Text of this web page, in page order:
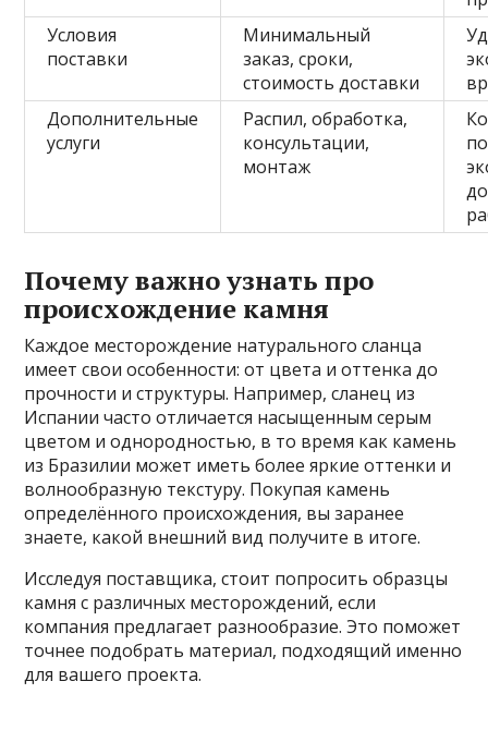
Условия
поставки
Минимальный
заказ, сроки,
стоимость доставки
Дополнительные
услуги
Распил, обработка,
консультации,
монтаж
Почему важно узнать про
происхождение камня
Каждое месторождение натурального сланца
имеет свои особенности: от цвета и оттенка до
прочности и структуры. Например, сланец из
Испании часто отличается насыщенным серым
цветом и однородностью, в то время как камень
из Бразилии может иметь более яркие оттенки и
волнообразную текстуру. Покупая камень
определённого происхождения, вы заранее
знаете, какой внешний вид получите в итоге.
Исследуя поставщика, стоит попросить образцы
камня с различных месторождений, если
компания предлагает разнообразие. Это поможет
точнее подобрать материал, подходящий именно
для вашего проекта.